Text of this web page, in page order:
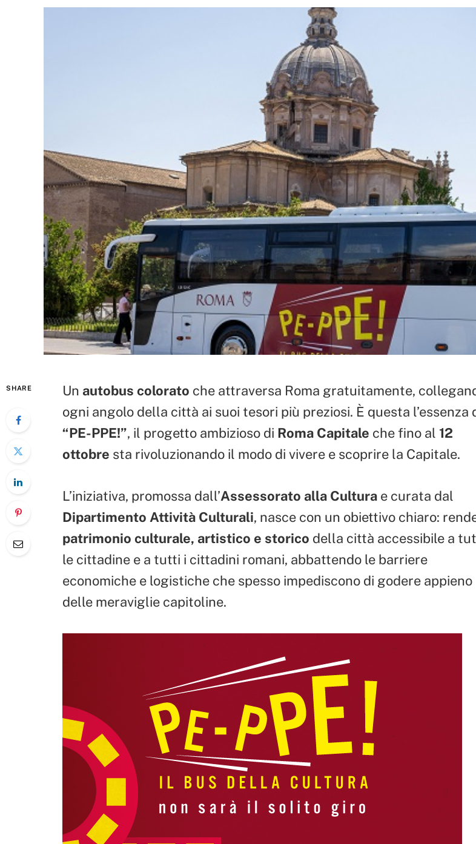
SHARE Un autobus colorato che attraversa Roma gratuitamente,
ogni angolo della città ai suoi tesori più preziosi. È questa l’essenza
“PE-PPE!”, il progetto ambizioso di Roma Capitale che fino al 12
ottobre sta rivoluzionando il modo di vivere e scoprire la Capitale.
L’iniziativa, promossa dall’Assessorato alla Cultura e curata dal
Dipartimento Attività Culturali, nasce con un obiettivo chiaro:
patrimonio culturale, artistico e storico della città accessibile a
le cittadine e a tutti i cittadini romani, abbattendo le barriere
economiche e logistiche che spesso impediscono di godere appieno
delle meraviglie capitoline.